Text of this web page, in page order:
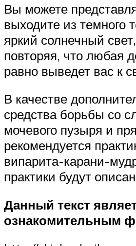
Вы можете
выходите из темного
яркий солнечный
повторяя, что любая
равно выведет вас к
В качестве
средства борьбы со
мочевого пузыря и
рекомендуется
випарита-карани-
практики будут
Данный текст
ознакомительным